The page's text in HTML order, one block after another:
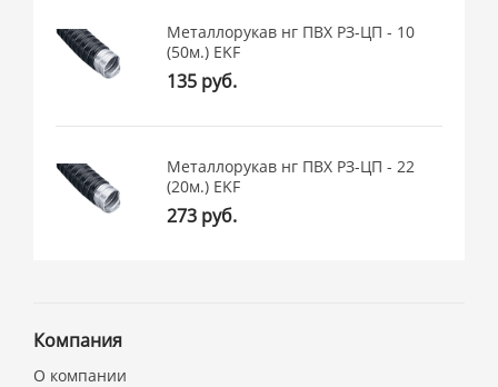
Металлорукав нг ПВХ РЗ-ЦП - 10
(50м.) EKF
135 руб.
Металлорукав нг ПВХ РЗ-ЦП - 22
(20м.) EKF
273 руб.
Компания
О компании